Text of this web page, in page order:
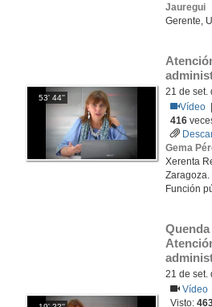
Jauregui
Gerente,
53' 44''
21 de set.
Vídeo
416
Gema
Xerenta
Función
21 de set.
Vídeo
Visto: